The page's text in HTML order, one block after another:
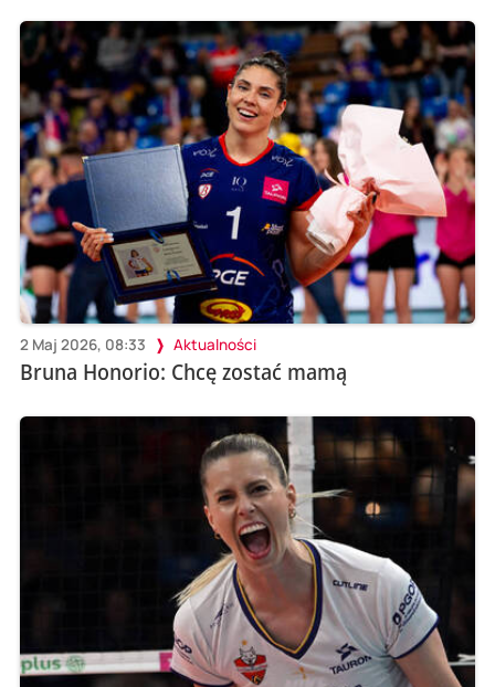
2 Maj 2026, 08:33 Aktualności
Bruna Honorio: Chcę zostać mamą